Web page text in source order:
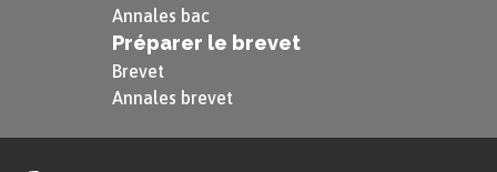
Annales bac
Préparer le brevet
Brevet
Annales brevet